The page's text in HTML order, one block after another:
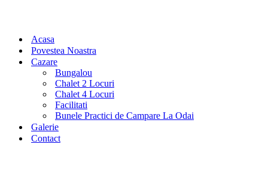
Acasa
Povestea Noastra
Cazare
Bungalou
Chalet 2 Locuri
Chalet 4 Locuri
Facilitati
Bunele Practici de Campare La Odai
Galerie
Contact